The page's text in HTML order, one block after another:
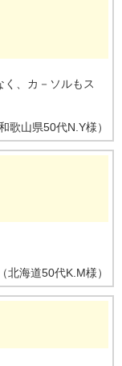
、カ－ソルもス
歌山県50代N.Y様）
（北海道50代K.M様）